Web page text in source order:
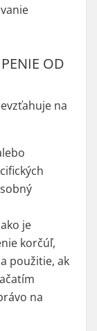
OD
na
je
korčúľ,
použitie, ak
na